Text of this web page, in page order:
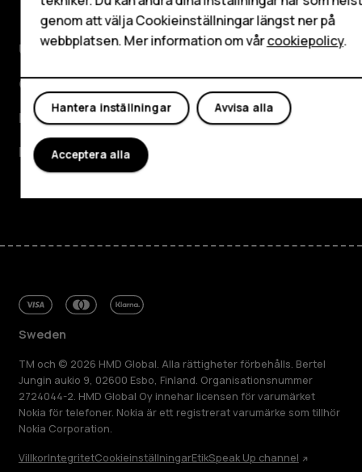
Utforska
Om
Planet and people
Kundservice
Sweden
TM och © 2026 HMD Global. Alla rättigheter förbehålls. Bertel
Jungin aukio 9, 02600 Esbo, Finland. Organisationsnummer
2724044-2. HMD Global Oy innehar licensen för varumärket
Nokia för telefoner. Nokia är ett registrerat varumärke som tillhör
Nokia Corporation.
VillkorIntegritetCookieinställningarEtikSpeak Up channel
genom att välja Cookieinställningar längst ner på
webbplatsen. Mer information om vårcookiepolicy.
Avvisa alla
Hantera inställningar
Acceptera alla